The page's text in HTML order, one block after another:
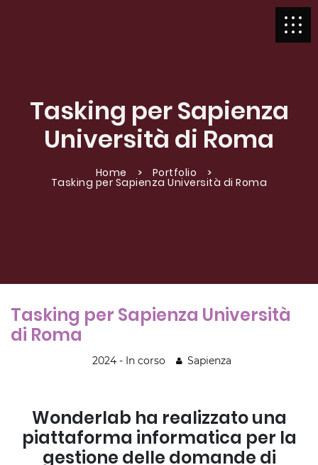
Tasking per Sapienza
Università di Roma
Home Portfolio
Tasking per Sapienza Università di Roma
Tasking per Sapienza Università
di Roma
2024 - In corso Sapienza
Wonderlab ha realizzato una
piattaforma informatica per la
gestione delle domande di